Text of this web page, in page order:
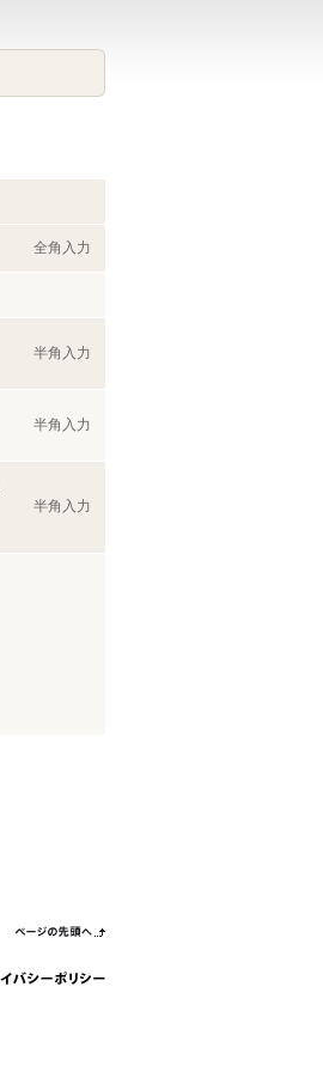
全角入力
半角入力
半角入力
半角入力